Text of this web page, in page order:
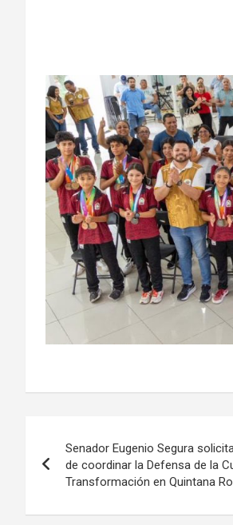
de
Senador Eugenio Segura
de coordinar la Defensa de la
Transformación en Quintana